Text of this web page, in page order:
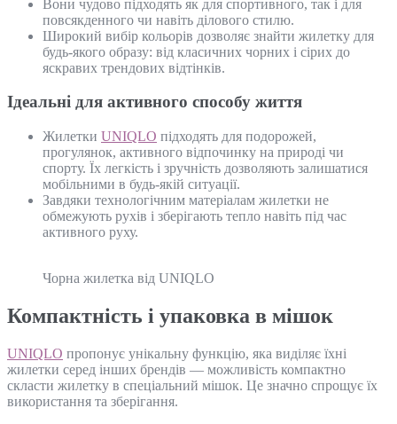
Вони чудово підходять як для спортивного, так і для
повсякденного чи навіть ділового стилю.
Широкий вибір кольорів дозволяє знайти жилетку для
будь-якого образу: від класичних чорних і сірих до
яскравих трендових відтінків.
Ідеальні для активного способу життя
Жилетки UNIQLO підходять для подорожей,
прогулянок, активного відпочинку на природі чи
спорту. Їх легкість і зручність дозволяють залишатися
мобільними в будь-якій ситуації.
Завдяки технологічним матеріалам жилетки не
обмежують рухів і зберігають тепло навіть під час
активного руху.
Чорна жилетка від UNIQLO
Компактність і упаковка в мішок
UNIQLO пропонує унікальну функцію, яка виділяє їхні
жилетки серед інших брендів — можливість компактно
скласти жилетку в спеціальний мішок. Це значно спрощує їх
використання та зберігання.